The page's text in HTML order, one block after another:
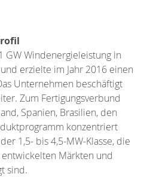
GW Windenergieleistung in
erzielte im Jahr 2016 einen
Unternehmen beschäftigt
Zum Fertigungsverbund
Spanien, Brasilien, den
konzentriert
1,5- bis 4,5-MW-Klasse, die
Märkten und
sind.